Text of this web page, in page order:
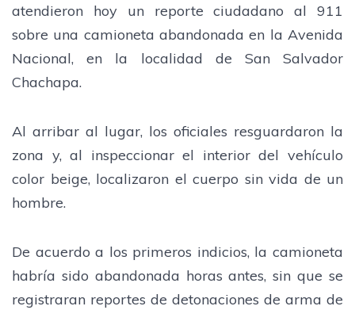
atendieron hoy un reporte ciudadano al 911
sobre una camioneta abandonada en la Avenida
Nacional, en la localidad de San Salvador
Chachapa.
Al arribar al lugar, los oficiales resguardaron la
zona y, al inspeccionar el interior del vehículo
color beige, localizaron el cuerpo sin vida de un
hombre.
De acuerdo a los primeros indicios, la camioneta
habría sido abandonada horas antes, sin que se
registraran reportes de detonaciones de arma de